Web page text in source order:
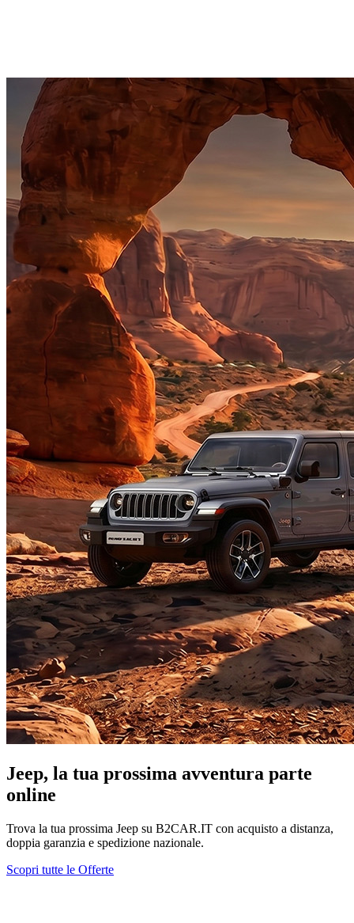
Jeep, la tua prossima avventura parte
online
Trova la tua prossima Jeep su B2CAR.IT con acquisto a distanza,
doppia garanzia e spedizione nazionale.
Scopri tutte le Offerte